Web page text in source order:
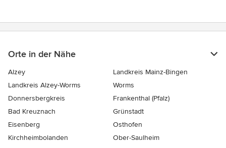
Orte in der Nähe
Alzey
Landkreis Mainz-Bingen
Landkreis Alzey-Worms
Worms
Donnersbergkreis
Frankenthal (Pfalz)
Bad Kreuznach
Grünstadt
Eisenberg
Osthofen
Kirchheimbolanden
Ober-Saulheim